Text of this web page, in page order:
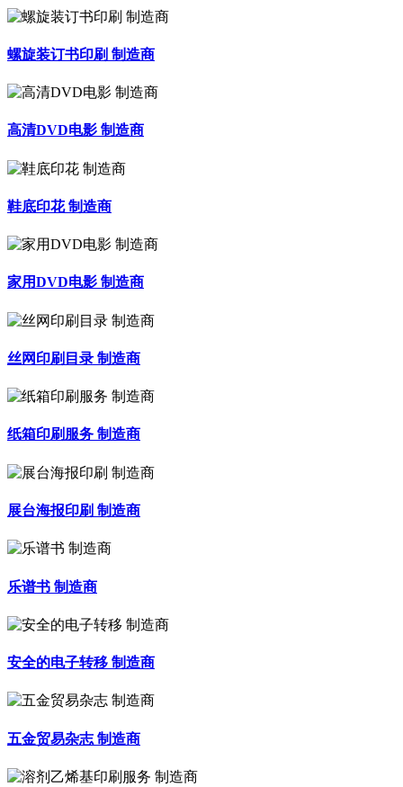
螺旋装订书印刷 制造商
高清DVD电影 制造商
鞋底印花 制造商
家用DVD电影 制造商
丝网印刷目录 制造商
纸箱印刷服务 制造商
展台海报印刷 制造商
乐谱书 制造商
安全的电子转移 制造商
五金贸易杂志 制造商